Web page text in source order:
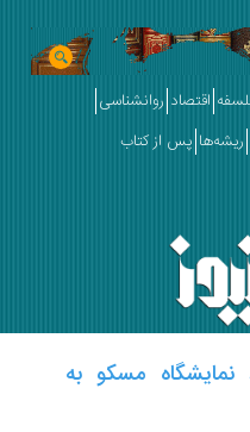
روانشناسی
پس از کتاب
مسکو به